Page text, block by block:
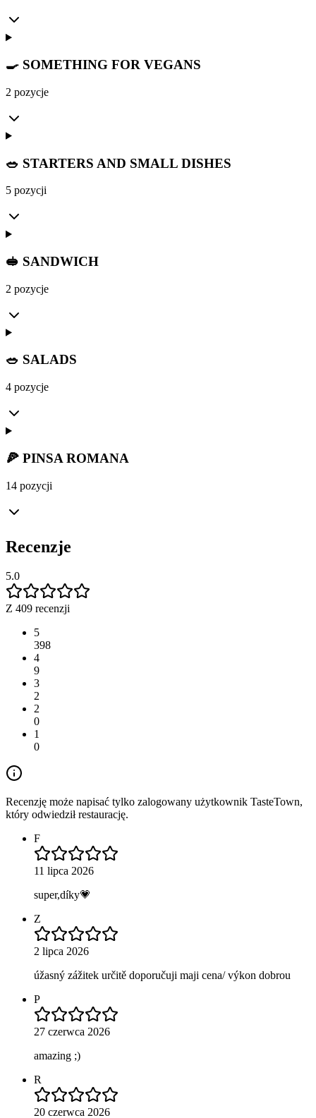
🍳 SOMETHING FOR VEGANS
2 pozycje
🥗 STARTERS AND SMALL DISHES
5 pozycji
🥪 SANDWICH
2 pozycje
🥗 SALADS
4 pozycje
🍕 PINSA ROMANA
14 pozycji
Recenzje
5.0
Z 409 recenzji
5
398
4
9
3
2
2
0
1
0
Recenzję może napisać tylko zalogowany użytkownik TasteTown,
który odwiedził restaurację.
F
11 lipca 2026
super,díky💗
Z
2 lipca 2026
úžasný zážitek určitě doporučuji maji cena/ výkon dobrou
P
27 czerwca 2026
amazing ;)
R
20 czerwca 2026